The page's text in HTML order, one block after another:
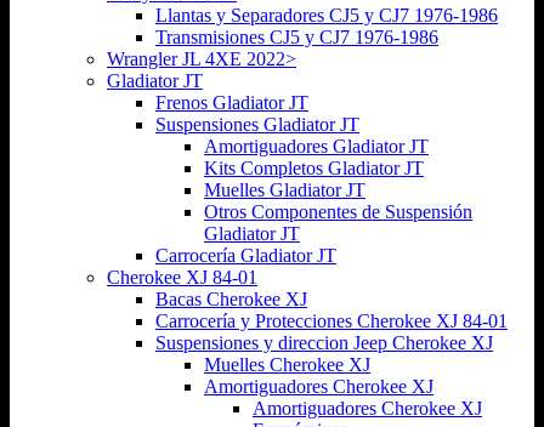
Llantas y Separadores CJ5 y CJ7 1976-1986
Transmisiones CJ5 y CJ7 1976-1986
Wrangler JL 4XE 2022>
Gladiator JT
Frenos Gladiator JT
Suspensiones Gladiator JT
Amortiguadores Gladiator JT
Kits Completos Gladiator JT
Muelles Gladiator JT
Otros Componentes de Suspensión
Gladiator JT
Carrocería Gladiator JT
Cherokee XJ 84-01
Bacas Cherokee XJ
Carrocería y Protecciones Cherokee XJ 84-01
Suspensiones y direccion Jeep Cherokee XJ
Muelles Cherokee XJ
Amortiguadores Cherokee XJ
Amortiguadores Cherokee XJ